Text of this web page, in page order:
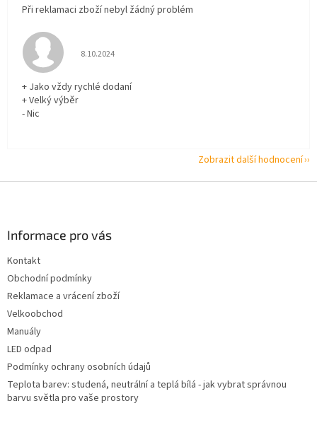
Při reklamaci zboží nebyl žádný problém
Hodnocení obchodu je 5 z 5 hvězdiček.
8.10.2024
+ Jako vždy rychlé dodaní
+ Velký výběr
- Nic
Zobrazit další hodnocení
Informace pro vás
Kontakt
Obchodní podmínky
Reklamace a vrácení zboží
Velkoobchod
Manuály
LED odpad
Podmínky ochrany osobních údajů
Teplota barev: studená, neutrální a teplá bílá - jak vybrat správnou
barvu světla pro vaše prostory